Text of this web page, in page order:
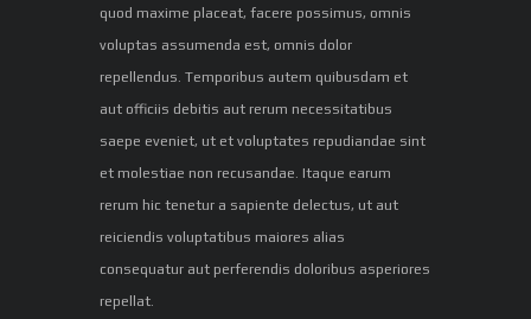
quod maxime placeat, facere possimus, omnis
voluptas assumenda est, omnis dolor
repellendus. Temporibus autem quibusdam et
aut officiis debitis aut rerum necessitatibus
saepe eveniet, ut et voluptates repudiandae sint
et molestiae non recusandae. Itaque earum
rerum hic tenetur a sapiente delectus, ut aut
reiciendis voluptatibus maiores alias
consequatur aut perferendis doloribus asperiores
repellat.